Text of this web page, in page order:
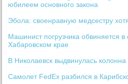
юбилеем основного закона
Эбола: своенравную медсестру
Машинист погрузчика обвиняется в
Хабаровском крае
В Николаевск выдвинулась колонна
Самолет FedEx разбился в